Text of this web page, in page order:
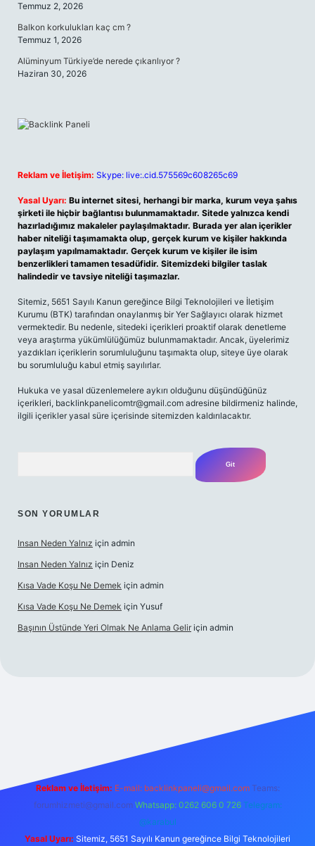
Temmuz 2, 2026
Balkon korkulukları kaç cm ?
Temmuz 1, 2026
Alüminyum Türkiye’de nerede çıkarılıyor ?
Haziran 30, 2026
Reklam ve İletişim: Skype: live:.cid.575569c608265c69
Yasal Uyarı: Bu internet sitesi, herhangi bir marka, kurum veya şahıs
şirketi ile hiçbir bağlantısı bulunmamaktadır. Sitede yalnızca kendi
hazırladığımız makaleler paylaşılmaktadır. Burada yer alan içerikler
haber niteliği taşımamakta olup, gerçek kurum ve kişiler hakkında
paylaşım yapılmamaktadır. Gerçek kurum ve kişiler ile isim
benzerlikleri tamamen tesadüfidir. Sitemizdeki bilgiler taslak
halindedir ve tavsiye niteliği taşımazlar.
Sitemiz, 5651 Sayılı Kanun gereğince Bilgi Teknolojileri ve İletişim
Kurumu (BTK) tarafından onaylanmış bir Yer Sağlayıcı olarak hizmet
vermektedir. Bu nedenle, sitedeki içerikleri proaktif olarak denetleme
veya araştırma yükümlülüğümüz bulunmamaktadır. Ancak, üyelerimiz
yazdıkları içeriklerin sorumluluğunu taşımakta olup, siteye üye olarak
bu sorumluluğu kabul etmiş sayılırlar.
Hukuka ve yasal düzenlemelere aykırı olduğunu düşündüğünüz
içerikleri, backlinkpanelicomtr@gmail.com adresine bildirmeniz halinde,
ilgili içerikler yasal süre içerisinde sitemizden kaldırılacaktır.
SON YORUMLAR
Insan Neden Yalnız için admin
Insan Neden Yalnız için Deniz
Kısa Vade Koşu Ne Demek için admin
Kısa Vade Koşu Ne Demek için Yusuf
Başının Üstünde Yeri Olmak Ne Anlama Gelir için admin
Reklam ve İletişim: E-mail: backlinkpaneli@gmail.com Teams:
forumhizmeti@gmail.com Whatsapp: 0262 606 0 726 Telegram:
@karabul
Yasal Uyarı: Sitemiz, 5651 Sayılı Kanun gereğince Bilgi Teknolojileri